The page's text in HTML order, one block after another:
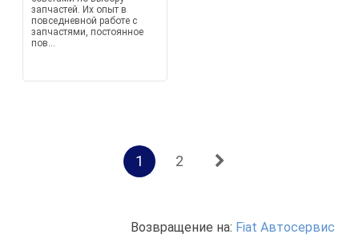
запчастей. Их опыт в
повседневной работе с
запчастями, постоянное
пов...
1 2
Возвращение на: Fiat Автосервис